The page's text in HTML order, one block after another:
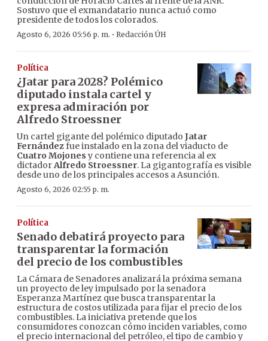
Sostuvo que el exmandatario nunca actuó como
presidente de todos los colorados.
Agosto 6, 2026 05:56 p. m. · Redacción ÚH
Política
¿Jatar para 2028? Polémico
diputado instala cartel y
expresa admiración por
Alfredo Stroessner
Un cartel gigante del polémico diputado Jatar
Fernándezfue instalado en la zona del viaducto de
Cuatro Mojones y contiene una referencia al ex
dictadorAlfredo Stroessner. La gigantografía es visible
desde uno de los principales accesos a Asunción.
Agosto 6, 2026 02:55 p. m.
Política
Senado debatirá proyecto para
transparentar la formación
del precio de los combustibles
La Cámara de Senadores analizará la próxima semana
un proyecto de ley impulsado por la senadora
Esperanza Martínez que busca transparentar la
estructura de costos utilizada para fijar el precio de los
combustibles. La iniciativa pretende que los
consumidores conozcan cómo inciden variables, como
el precio internacional del petróleo, el tipo de cambio y